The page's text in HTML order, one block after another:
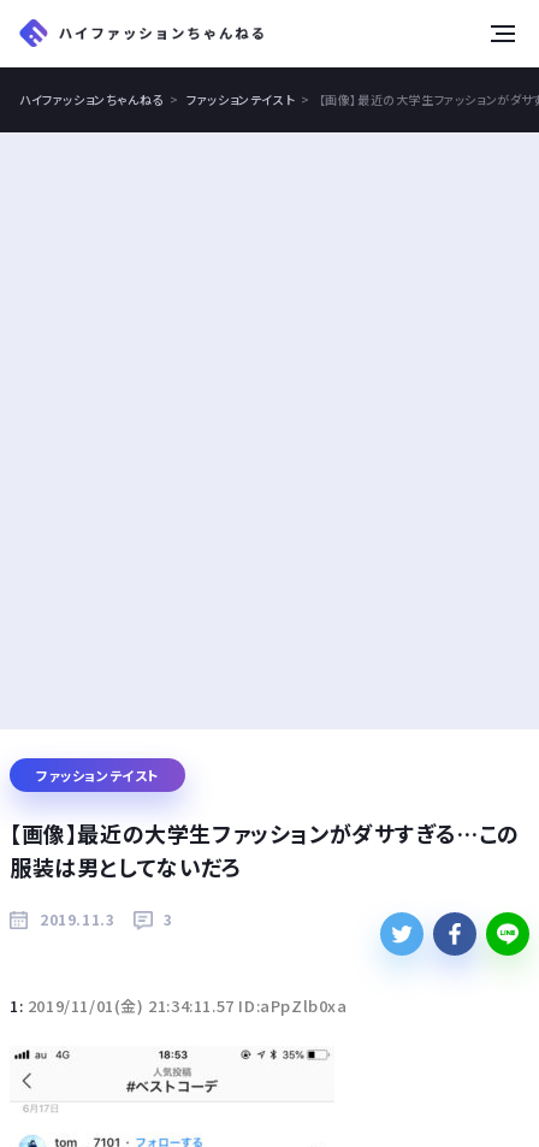
ハイファッションちゃんねる ファッションテイスト 【画像】最近の大学生ファッションが
ファッションテイスト
【画像】最近の大学生ファッションがダサすぎる…この
服装は男としてないだろ
2019.11.3 3
1: 2019/11/01(金) 21:34:11.57 ID:aPpZlb0xa